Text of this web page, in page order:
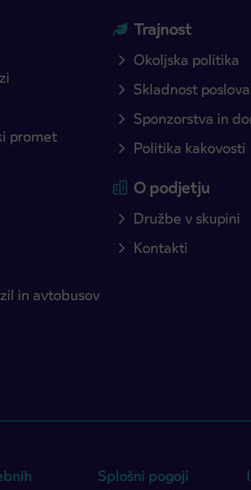
promet
in avtobusov
Trajnost
Okoljska politika
Skladnost
Sponzorstva in
Politika kakovosti
O podjetju
Družbe v skupini
Kontakti
Splošni pogoji